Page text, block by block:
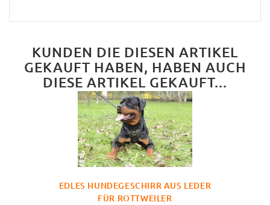
KUNDEN DIE DIESEN ARTIKEL
GEKAUFT HABEN, HABEN AUCH
DIESE ARTIKEL GEKAUFT...
EDLES HUNDEGESCHIRR AUS LEDER
FÜR ROTTWEILER